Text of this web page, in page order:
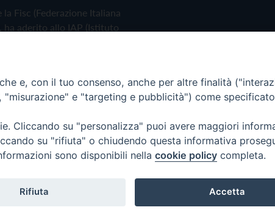
Fisc (Federazione Italiana
ha aderito allo IAP (Istituto
Policy
e, con il tuo consenso, anche per altre finalità
e "targeting e pubblicità") come
Cliccando su "personalizza" puoi avere maggiori
su "rifiuta" o chiudendo questa informativa
sono disponibili nella cookie policy completa.
Rifiuta Accetta